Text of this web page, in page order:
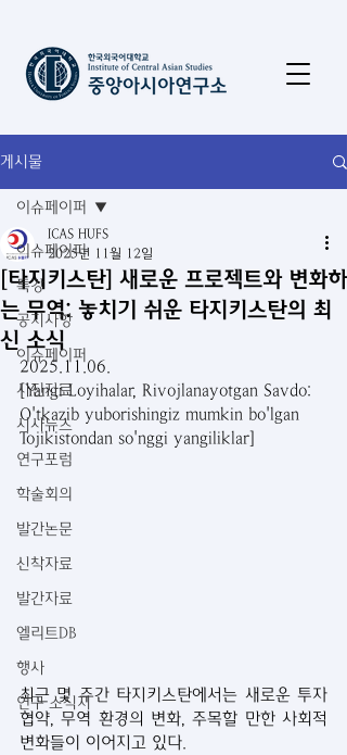
게시물
이슈페이퍼
특강
공지사항
이슈페이퍼
사진자료
시사뉴스
연구포럼
학술회의
발간논문
신착자료
발간자료
엘리트DB
행사
연구 소식지
이슈페이퍼
[타지키스탄] 새로운 프로젝트와 변화하
는 무역: 놓치기 쉬운 타지키스탄의 최
신 소식
ICAS HUFS
2025년 11월 12일
2025.11.06.
[Yangi Loyihalar, Rivojlanayotgan Savdo:
O'tkazib yuborishingiz mumkin bo'lgan
Tojikistondan so'nggi yangiliklar]
최근 몇 주간 타지키스탄에서는 새로운 투자
협약, 무역 환경의 변화, 주목할 만한 사회적
변화들이 이어지고 있다.